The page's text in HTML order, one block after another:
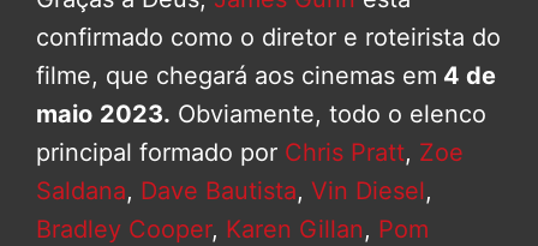
confirmado como o diretor e roteirista do
filme, que chegará aos cinemas em 4 de
maio 2023. Obviamente, todo o elenco
principal formado por Chris Pratt, Zoe
Saldana, Dave Bautista, Vin Diesel,
Bradley Cooper, Karen Gillan, Pom